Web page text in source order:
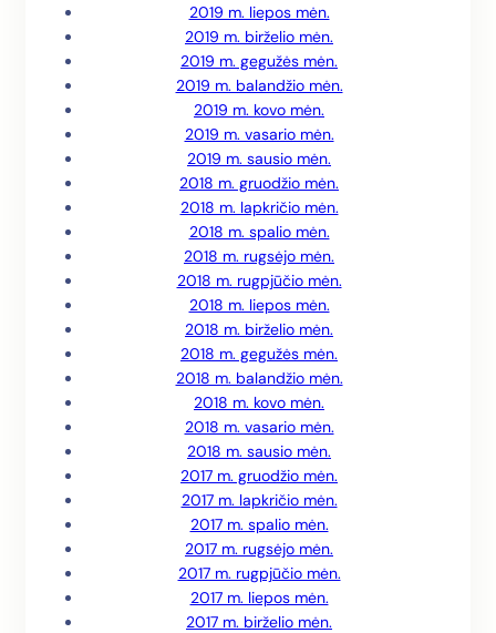
2019 m. liepos mėn.
2019 m. birželio mėn.
2019 m. gegužės mėn.
2019 m. balandžio mėn.
2019 m. kovo mėn.
2019 m. vasario mėn.
2019 m. sausio mėn.
2018 m. gruodžio mėn.
2018 m. lapkričio mėn.
2018 m. spalio mėn.
2018 m. rugsėjo mėn.
2018 m. rugpjūčio mėn.
2018 m. liepos mėn.
2018 m. birželio mėn.
2018 m. gegužės mėn.
2018 m. balandžio mėn.
2018 m. kovo mėn.
2018 m. vasario mėn.
2018 m. sausio mėn.
2017 m. gruodžio mėn.
2017 m. lapkričio mėn.
2017 m. spalio mėn.
2017 m. rugsėjo mėn.
2017 m. rugpjūčio mėn.
2017 m. liepos mėn.
2017 m. birželio mėn.